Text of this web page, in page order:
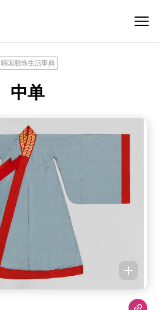
韩国服饰生活事典
中单